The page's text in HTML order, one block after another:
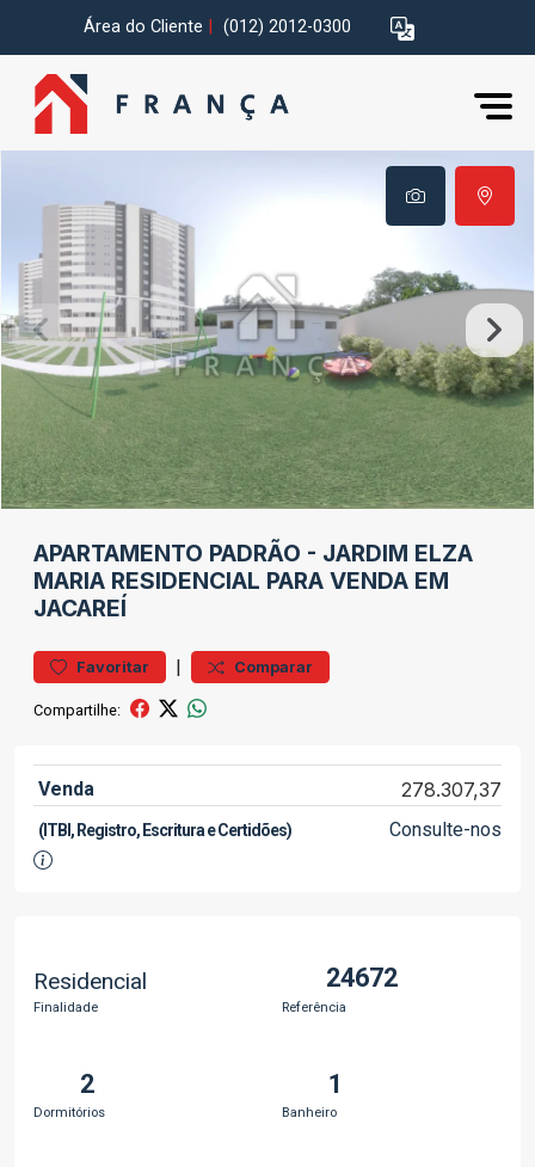
Área do Cliente (012) 2012-0300
APARTAMENTO PADRÃO - JARDIM ELZA
MARIA RESIDENCIAL PARA VENDA EM
JACAREÍ
Favoritar | Comparar
Compartilhe:
Venda 278.307,37
(ITBI, Registro, Escritura e Certidões) Consulte-nos
Residencial
Finalidade
24672
Referência
2
Dormitórios
1
Banheiro